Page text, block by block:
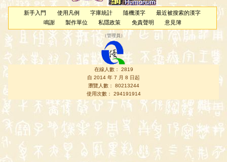
新手入門 使用凡例 字庫統計 隨機漢字
最近被搜索的漢字
鳴謝
製作單位 私隱政策 免責聲明 意見簿
（管理員 ）
在線人數： 2819
自 2014 年 7 月 8 日起
瀏覽人數： 80213244
使用次數： 294191914